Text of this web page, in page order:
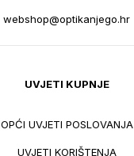
webshop@optikanjego.hr
UVJETI KUPNJE
OPĆI UVJETI POSLOVANJA
UVJETI KORIŠTENJA